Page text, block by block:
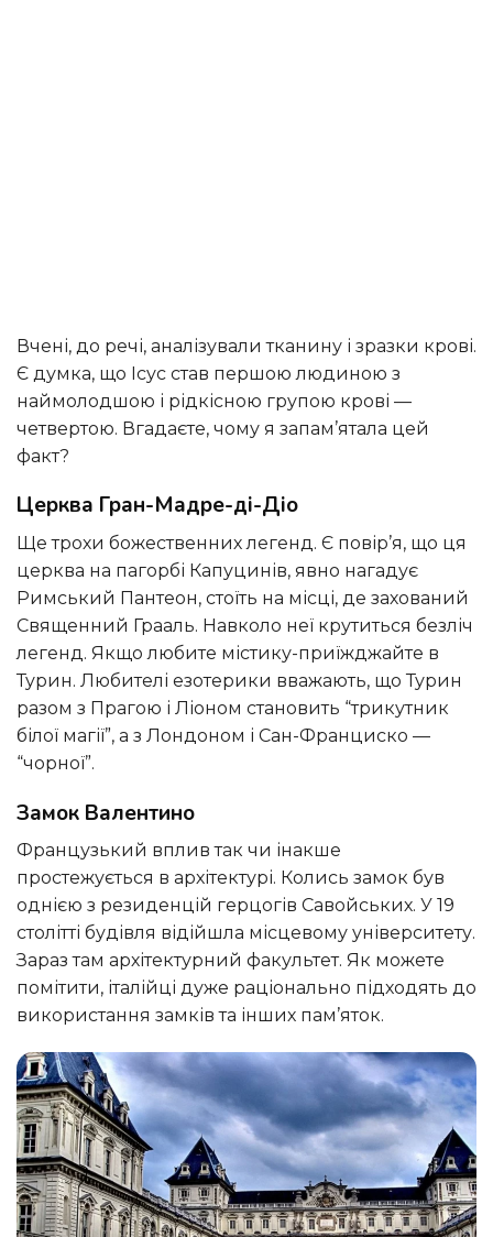
Вчені, до речі, аналізували тканину і зразки крові.
Є думка, що Ісус став першою людиною з
наймолодшою і рідкісною групою крові —
четвертою. Вгадаєте, чому я запам’ятала цей
факт?
Церква Гран-Мадре-ді-Діо
Ще трохи божественних легенд. Є повір’я, що ця
церква на пагорбі Капуцинів, явно нагадує
Римський Пантеон, стоїть на місці, де захований
Священний Грааль. Навколо неї крутиться безліч
легенд. Якщо любите містику-приїжджайте в
Турин. Любителі езотерики вважають, що Турин
разом з Прагою і Ліоном становить “трикутник
білої магії”, а з Лондоном і Сан-Франциско —
“чорної”.
Замок Валентино
Французький вплив так чи інакше
простежується в архітектурі. Колись замок був
однією з резиденцій герцогів Савойських. У 19
столітті будівля відійшла місцевому університету.
Зараз там архітектурний факультет. Як можете
помітити, італійці дуже раціонально підходять до
використання замків та інших пам’яток.